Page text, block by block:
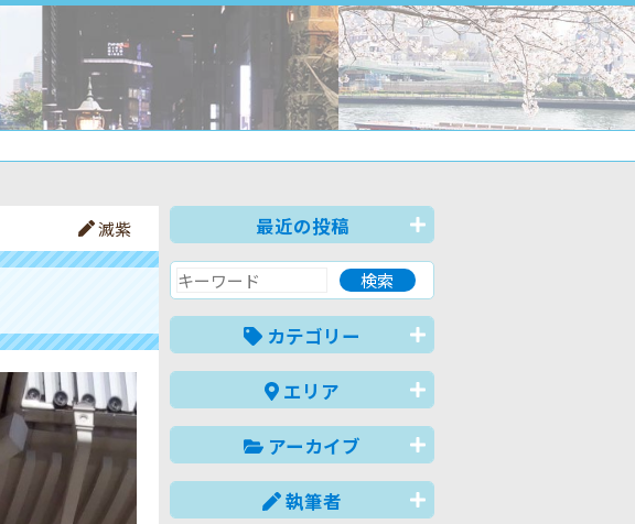
滅紫 最近の投稿
カテゴリー
エリア
アーカイブ
執筆者